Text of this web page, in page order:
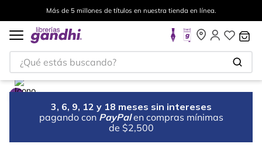
Más de 5 millones de títulos en nuestra tienda en línea.
¿Qué estás buscando?
3, 6, 9, 12 y 18 meses sin intereses
pagando con PayPal en compras mínimas
de $2,500